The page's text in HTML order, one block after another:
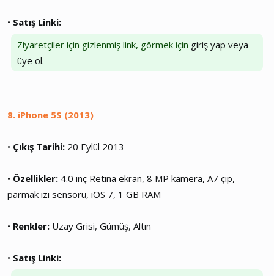
• Satış Linki:
Ziyaretçiler için gizlenmiş link, görmek için giriş yap veya
üye ol.
8. iPhone 5S (2013)
• Çıkış Tarihi: 20 Eylül 2013
• Özellikler: 4.0 inç Retina ekran, 8 MP kamera, A7 çip,
parmak izi sensörü, iOS 7, 1 GB RAM
• Renkler: Uzay Grisi, Gümüş, Altın
• Satış Linki: